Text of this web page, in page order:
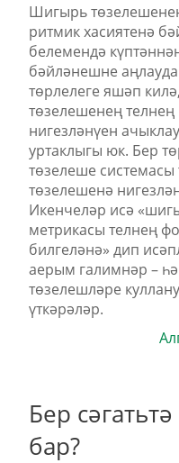
Шигырь
ритмик хасиятенә
белемендә
бәйләнешне
төрлелеге яшәп
төзелешенең
нигезләнүен
уртаклыгы юк. Бер
төзелеше
төзелешенә
Икенчеләр исә
метрикасы телнең
билгеләнә» дип
аерым галимнәр –
төзелешләре
үткәрәләр.
Бер
бар?